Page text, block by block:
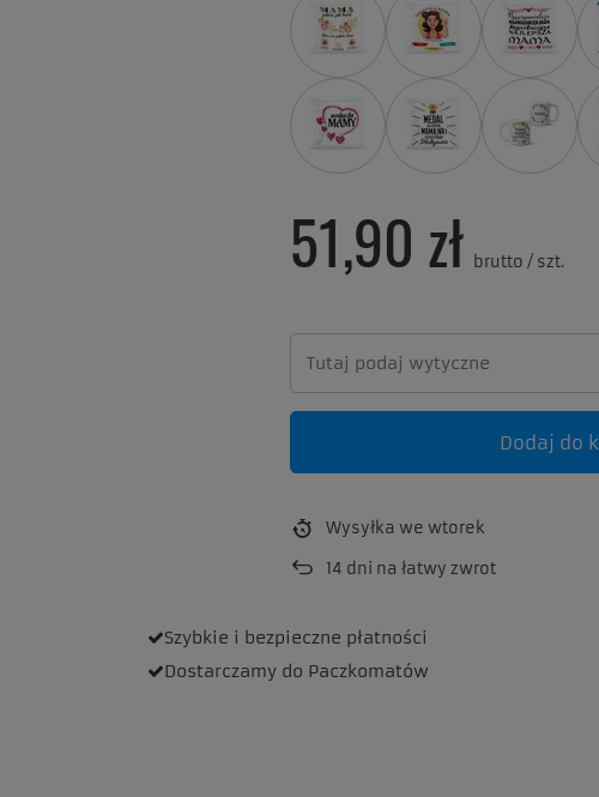
51,90 zł brutto / szt.
Dodaj do
Wysyłkawe wtorek
14 dni na łatwy zwrot
Szybkie i bezpieczne płatności
Dostarczamy do Paczkomatów